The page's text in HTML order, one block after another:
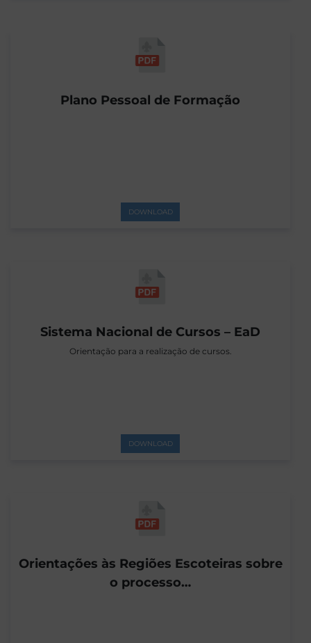
Plano Pessoal de Formação
DOWNLOAD
Sistema Nacional de Cursos – EaD
Orientação para a realização de cursos.
DOWNLOAD
Orientações às Regiões Escoteiras sobre
o processo…